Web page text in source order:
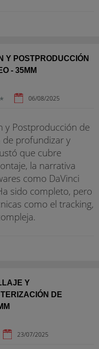
Y POSTPRODUCCIÓN
- 35MM
★ 06/08/2025
y Postproducción de
de profundizar y
que cubre
la narrativa
como DaVinci
sido completo, pero
como el tracking,
Y
DE
23/07/2025